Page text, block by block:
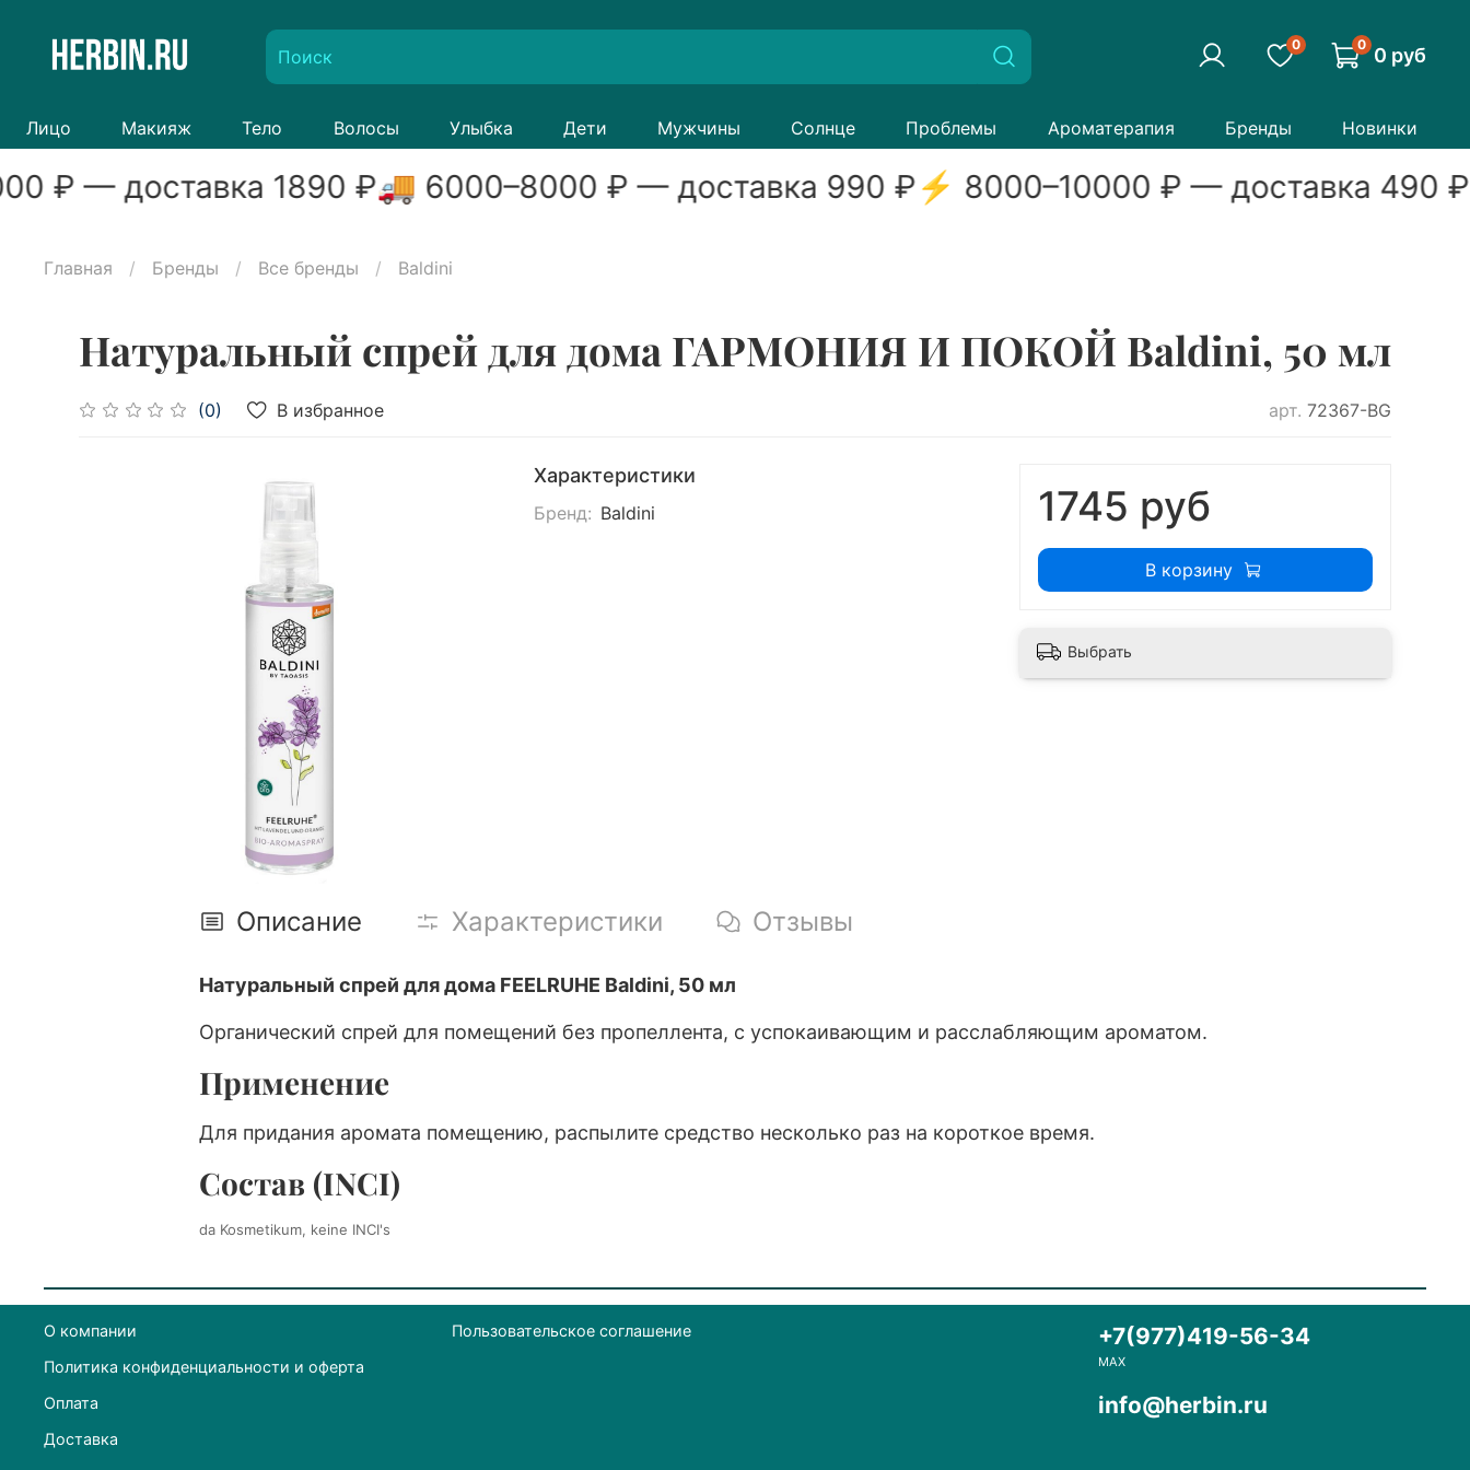
0 0 0 руб
Лицо Макияж Тело Волосы Улыбка Дети Мужчины Солнце Проблемы Ароматерапия Бренды Новинки
₽ — доставка 1890₽🚚 6000–8000₽ — доставка 990₽⚡ 8000–10000₽ — доставка 490₽
Главная Бренды Все бренды Baldini
Натуральный спрей для дома ГАРМОНИЯ И ПОКОЙ Baldini, 50 мл
(0) В избранное арт. 72367-BG
Характеристики
Бренд: Baldini 1745 руб
В корзину
Выбрать
Описание Характеристики Отзывы
Натуральный спрей для дома FEELRUHE Baldini, 50 мл
Органический спрей для помещений без пропеллента, с успокаивающим и расслабляющим ароматом.
Применение
Для придания аромата помещению, распылите средство несколько раз на короткое время.
Состав (INCI)
da Kosmetikum, keine INCI's
О компании
Политика конфиденциальности и оферта
Оплата
Доставка
Пользовательское соглашение +7(977)419-56-34
MAX
info@herbin.ru